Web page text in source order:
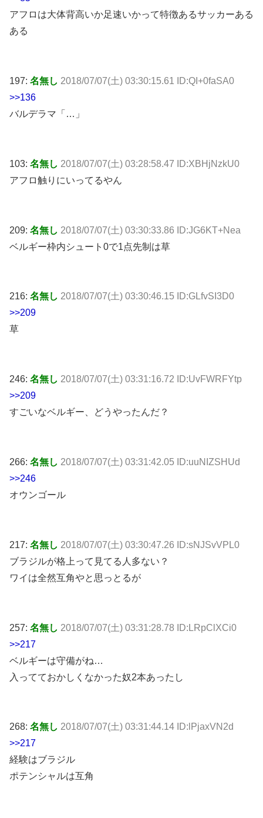
アフロは大体背高いか足速いかって特徴あるサッカーある
ある
197: 名無し 2018/07/07(土) 03:30:15.61 ID:QI+0faSA0
>>136
バルデラマ「…」
103: 名無し 2018/07/07(土) 03:28:58.47 ID:XBHjNzkU0
アフロ触りにいってるやん
209: 名無し 2018/07/07(土) 03:30:33.86 ID:JG6KT+Nea
ベルギー枠内シュート0で1点先制は草
216: 名無し 2018/07/07(土) 03:30:46.15 ID:GLfvSI3D0
>>209
草
246: 名無し 2018/07/07(土) 03:31:16.72 ID:UvFWRFYtp
>>209
すごいなベルギー、どうやったんだ？
266: 名無し 2018/07/07(土) 03:31:42.05 ID:uuNIZSHUd
>>246
オウンゴール
217: 名無し 2018/07/07(土) 03:30:47.26 ID:sNJSvVPL0
ブラジルが格上って見てる人多ない？
ワイは全然互角やと思っとるが
257: 名無し 2018/07/07(土) 03:31:28.78 ID:LRpClXCi0
>>217
ベルギーは守備がね…
入ってておかしくなかった奴2本あったし
268: 名無し 2018/07/07(土) 03:31:44.14 ID:lPjaxVN2d
>>217
経験はブラジル
ポテンシャルは互角